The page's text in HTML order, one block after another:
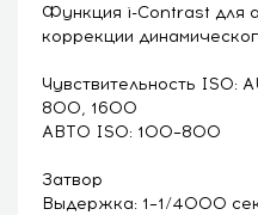
Функция i-Contrast для
коррекции
Чувствительность
800, 1600
АВТО ISO: 100–800
Затвор
Выдержка: 1–1/4000